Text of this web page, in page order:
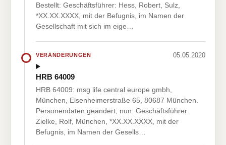
Bestellt: Geschäftsführer: Hess, Robert, Sulz,
*XX.XX.XXXX, mit der Befugnis, im Namen der
Gesellschaft mit sich im eige…
VERÄNDERUNGEN 05.05.2020
HRB 64009
HRB 64009: msg life central europe gmbh,
München, Elsenheimerstraße 65, 80687 München.
Personendaten geändert, nun: Geschäftsführer:
Zielke, Rolf, München, *XX.XX.XXXX, mit der
Befugnis, im Namen der Gesells…